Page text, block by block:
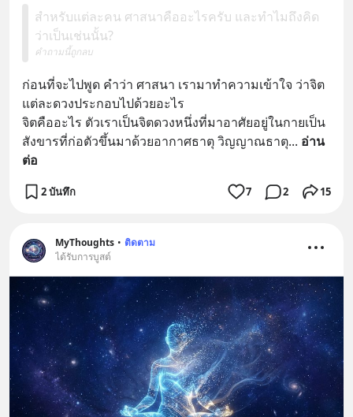
สำหรับแต่ละคน ศาสนาคืออะไรครับ และทำไมถึงคิด
ว่าเป็นเช่นนั้น?
คำถามนี้ถูกลบ
ก่อนที่จะไปพูด คำว่า ศาสนา เรามาทำความเข้าใจ ว่าจิต
แต่ละดวงประกอบไปด้วยอะไร
จิตคืออะไร ตัวเราเป็นจิตดวงหนึ่งที่มาอาศัยอยู่ในกายเป็น
สังขารที่ก่อตัวขึ้นมาด้วยอากาศธาตุ วิญญาณธาตุ... อ่าน
ต่อ
2 บันทึก 7 2 15
MyThoughts • ติดตาม
ได้รับการบูสต์